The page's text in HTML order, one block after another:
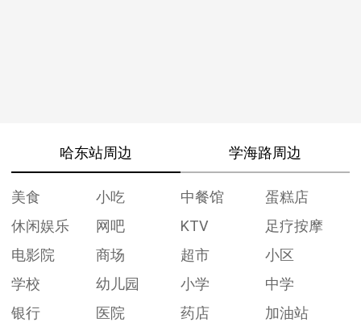
哈东站周边 学海路周边
美食 小吃 中餐馆
蛋糕店
休闲娱乐
网吧 KTV
足疗按摩
电影院
商场 超市
小区
学校
幼儿园 小学
中学
银行
医院 药店
加油站